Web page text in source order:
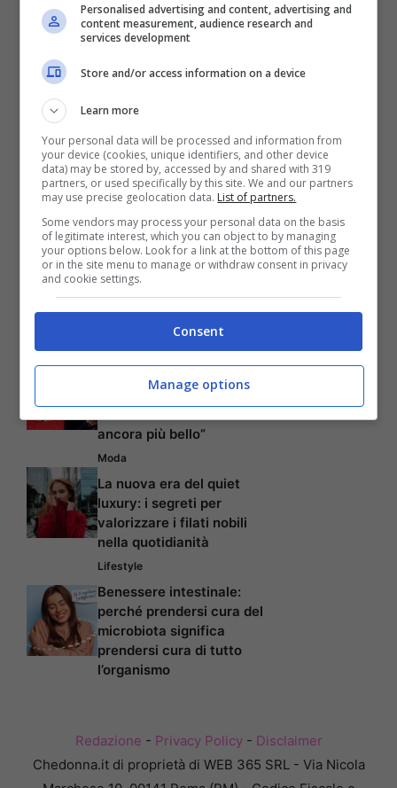
Articoli recenti
cause e come trattarli
Lifestyle
Beauty case delle
vacanze: come
organizzarlo in 5 step
Lifestyle
Galletti, la settimana corta
stessa paga
Gossip
Michelle Hunziker ed Eros
Ramazzotti, i segreti del
ancora più bello”
Moda
La nuova era del quiet
luxury: i segreti per
valorizzare i filati nobili
nella quotidianità
Lifestyle
Benessere intestinale:
perché prendersi cura del
microbiota significa
prendersi cura di tutto
l’organismo
Redazione - Privacy Policy- Disclaimer
Chedonna.it di proprietà di WEB 365 SRL - Via Nicola
Personalised advertising and content, advertising and
content measurement, audience research and
services development
Store and/or access information on a device
Learn more
Your personal data will be processed and information from
your device (cookies, unique identifiers, and other device
data) may be stored by, accessed by and shared with 319
partners, or used specifically by this site. We and our partners
may use precise geolocation data. List of partners.
Some vendors may process your personal data on the basis
of legitimate interest, which you can object to by managing
your options below. Look for a link at the bottom of this page
or in the site menu to manage or withdraw consent in privacy
and cookie settings.
Consent
Manage options